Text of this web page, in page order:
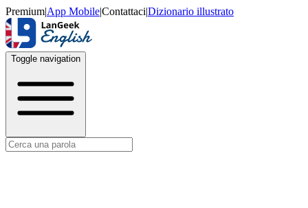
Premium|App Mobile|Contattaci|Dizionario illustrato
Toggle navigation